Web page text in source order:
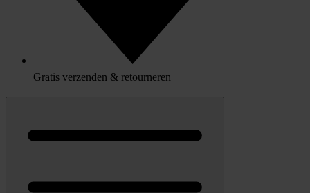
Gratis verzenden & retourneren